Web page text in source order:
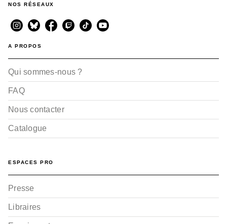
NOS RÉSEAUX
A PROPOS
Qui sommes-nous ?
FAQ
Nous contacter
Catalogue
ESPACES PRO
Presse
Libraires